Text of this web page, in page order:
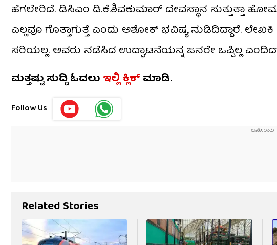
ಹೆಗಲೇರಿದೆ. ಡಿಸಿಎಂ ಡಿ.ಕೆ.ಶಿವಕುಮಾರ್​​ ದೇವಸ್ಥಾನ ಸುತ್ತುತ್ತಾ
ಎಲ್ಲವೂ ಗೊತ್ತಾಗುತ್ತೆ ಎಂದು ಅಶೋಕ್​ ಭವಿಷ್ಯ ನುಡಿದಿದ್ದಾರೆ.
ಸರಿಯಲ್ಲ. ಅವರು ನಡೆಸಿದ ಉದ್ಘಾಟನೆಯನ್ನ ಜನರೇ ಒಪ್ಪಿಲ್ಲ
ಮತ್ತಷ್ಟು ಸುದ್ದಿ ಓದಲು ಇಲ್ಲಿ ಕ್ಲಿಕ್​ ಮಾಡಿ.
Follow Us
Related Stories